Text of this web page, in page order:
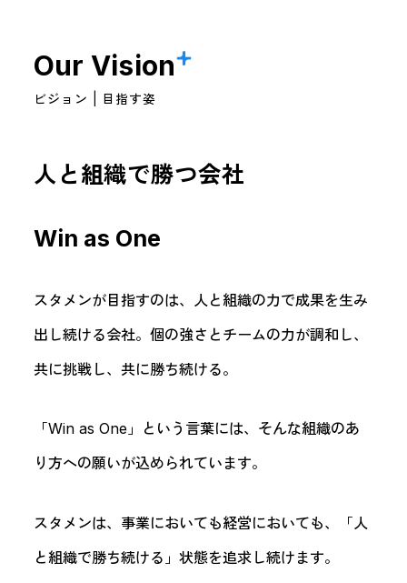
Our Vision
ビジョン | 目指す姿
人と組織で勝つ会社
Win as One
スタメンが目指すのは、人と組織の力で成果を生み
出し続ける会社。個の強さとチームの力が調和し、
共に挑戦し、共に勝ち続ける。
「Win as One」という言葉には、そんな組織のあ
り方への願いが込められています。
スタメンは、事業においても経営においても、「人
と組織で勝ち続ける」状態を追求し続けます。